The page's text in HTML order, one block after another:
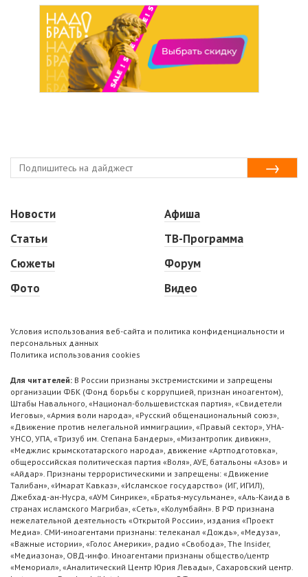
Новости
Статьи
Сюжеты
Фото
Афиша
ТВ-Программа
Форум
Видео
Условия использования веб-сайта и политика конфиденциальности и
персональных данных
Политика использования cookies
Для читателей: В России признаны экстремистскими и запрещены
организации ФБК (Фонд борьбы с коррупцией, признан иноагентом),
Штабы Навального, «Национал-большевистская партия», «Свидетели
Иеговы», «Армия воли народа», «Русский общенациональный союз»,
«Движение против нелегальной иммиграции», «Правый сектор», УНА-
УНСО, УПА, «Тризуб им. Степана Бандеры», «Мизантропик дивижн»,
«Меджлис крымскотатарского народа», движение «Артподготовка»,
общероссийская политическая партия «Воля», АУЕ, батальоны «Азов» и
«Айдар». Признаны террористическими и запрещены: «Движение
Талибан», «Имарат Кавказ», «Исламское государство» (ИГ, ИГИЛ),
Джебхад-ан-Нусра, «АУМ Синрике», «Братья-мусульмане», «Аль-Каида в
странах исламского Магриба», «Сеть», «Колумбайн». В РФ признана
нежелательной деятельность «Открытой России», издания «Проект
Медиа». СМИ-иноагентами признаны: телеканал «Дождь», «Медуза»,
«Важные истории», «Голос Америки», радио «Свобода», The Insider,
«Медиазона», ОВД-инфо. Иноагентами признаны общество/центр
«Мемориал», «Аналитический Центр Юрия Левады», Сахаровский центр.